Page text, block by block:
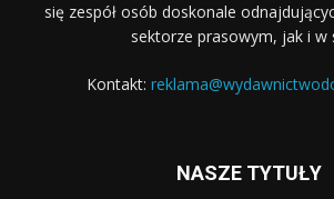
się zespół osób doskonale
sektorze prasowym, jak i w
Kontakt:
NASZE TYTUŁY